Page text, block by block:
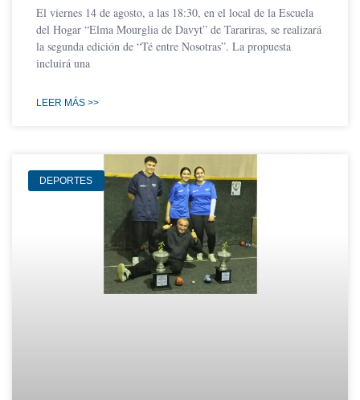
El viernes 14 de agosto, a las 18:30, en el local de la Escuela
del Hogar “Elma Mourglia de Davyt” de Tarariras, se realizará
la segunda edición de “Té entre Nosotras”. La propuesta
incluirá una
LEER MÁS >>
DEPORTES